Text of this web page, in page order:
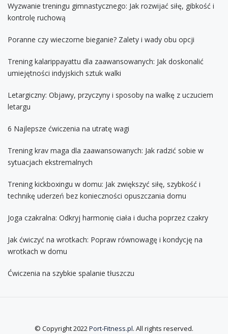
Wyzwanie treningu gimnastycznego: Jak rozwijać siłę, gibkość i
kontrolę ruchową
Poranne czy wieczorne bieganie? Zalety i wady obu opcji
Trening kalarippayattu dla zaawansowanych: Jak doskonalić
umiejętności indyjskich sztuk walki
Letargiczny: Objawy, przyczyny i sposoby na walkę z uczuciem
letargu
6 Najlepsze ćwiczenia na utratę wagi
Trening krav maga dla zaawansowanych: Jak radzić sobie w
sytuacjach ekstremalnych
Trening kickboxingu w domu: Jak zwiększyć siłę, szybkość i
technikę uderzeń bez konieczności opuszczania domu
Joga czakralna: Odkryj harmonię ciała i ducha poprzez czakry
Jak ćwiczyć na wrotkach: Popraw równowagę i kondycję na
wrotkach w domu
Ćwiczenia na szybkie spalanie tłuszczu
© Copyright 2022Port-Fitness.pl. All rights reserved.